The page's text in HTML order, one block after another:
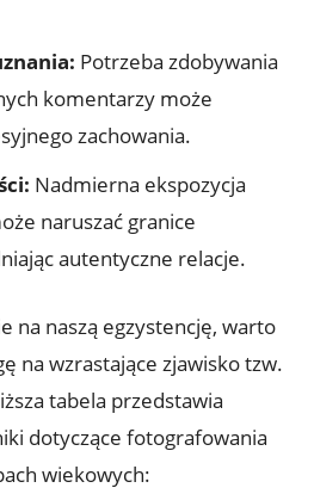
Potrzeba zdobywania
komentarzy może
zachowania.
Nadmierna ekspozycja
naruszać ‍granice
autentyczne relacje.
na naszą‌ egzystencję, warto
na wzrastające zjawisko tzw.
tabela przedstawia
dotyczące fotografowania
wiekowych: